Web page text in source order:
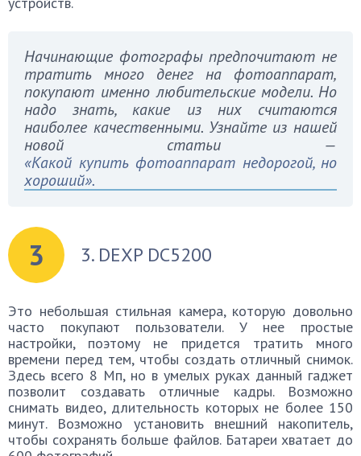
Начинающие фотографы предпочитают не
тратить много денег на фотоаппарат,
покупают именно любительские модели. Но
надо знать, какие из них считаются
наиболее качественными. Узнайте из нашей
новой статьи —
«Какой купить фотоаппарат недорогой, но
хороший».
3 3. DEXP DC5200
Это небольшая стильная камера, которую довольно
часто покупают пользователи. У нее простые
настройки, поэтому не придется тратить много
времени перед тем, чтобы создать отличный снимок.
Здесь всего 8 Мп, но в умелых руках данный гаджет
позволит создавать отличные кадры. Возможно
снимать видео, длительность которых не более 150
минут. Возможно установить внешний накопитель,
чтобы сохранять больше файлов. Батареи хватает до